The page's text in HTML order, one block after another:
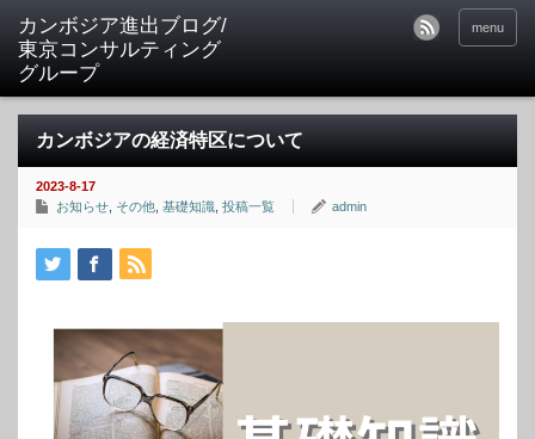
カンボジア進出ブログ/
東京コンサルティング
グループ
menu
カンボジアの経済特区について
2023-8-17
お知らせ その他 基礎知識 投稿一覧 admin